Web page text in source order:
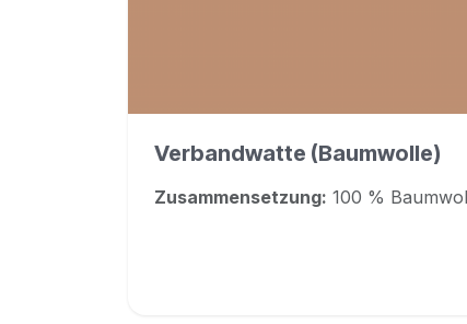
Verbandwatte (Baumwolle)
Zusammensetzung: 100 %